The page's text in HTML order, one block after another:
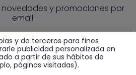
novedades y promociones por
email.
ENVIAR
lapolítica de privacidad
y de terceros para fines
publicidad personalizada en
a partir de sus hábitos de
páginas visitadas).